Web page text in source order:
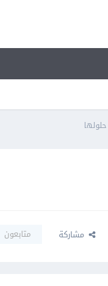
مشاركة متابعون